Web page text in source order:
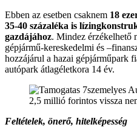
Ebben az esetben csaknem 18
35-40 százaléka is
gazdájához. Mindez érzékelhető
gépjármű-kereskedelmi és
hozzájárul a hazai gépjárműpark
autópark átlagéletkora 14 év.
2,5 millió forintos vissza
Feltételek, önerő, hitelképesség